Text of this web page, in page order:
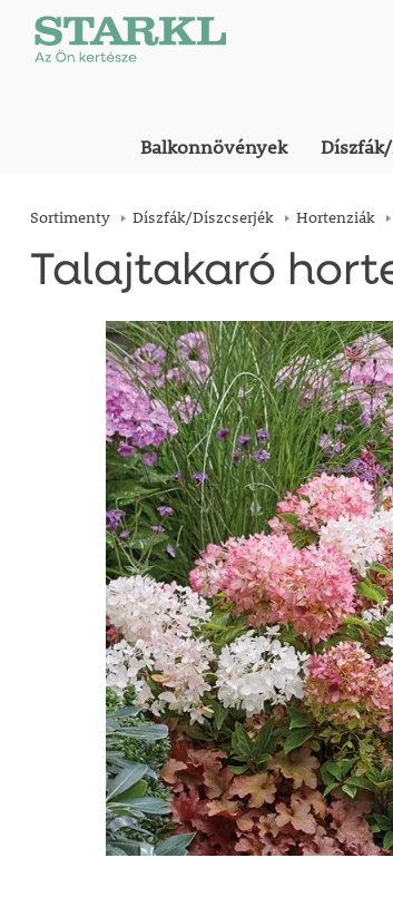
Balkonnövények
Sortimenty Díszfák/Díszcserjék Hortenziák
Talajtakaró